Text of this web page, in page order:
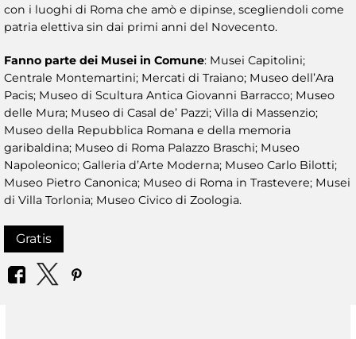
con i luoghi di Roma che amò e dipinse, scegliendoli come
patria elettiva sin dai primi anni del Novecento.
Fanno parte dei Musei in Comune: Musei Capitolini;
Centrale Montemartini; Mercati di Traiano; Museo dell’Ara
Pacis; Museo di Scultura Antica Giovanni Barracco; Museo
delle Mura; Museo di Casal de’ Pazzi; Villa di Massenzio;
Museo della Repubblica Romana e della memoria
garibaldina; Museo di Roma Palazzo Braschi; Museo
Napoleonico; Galleria d’Arte Moderna; Museo Carlo Bilotti;
Museo Pietro Canonica; Museo di Roma in Trastevere; Musei
di Villa Torlonia; Museo Civico di Zoologia.
Gratis